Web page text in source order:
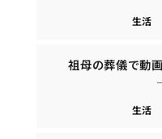
生活
祖母の葬儀で動
生活